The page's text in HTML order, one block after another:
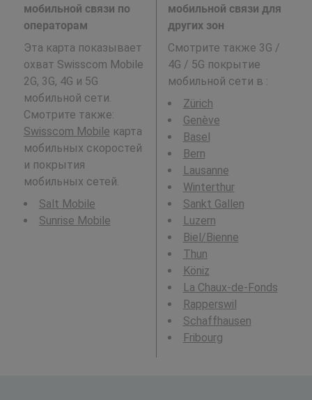
мобильной связи по
операторам
Эта карта показывает
охват Swisscom Mobile
2G, 3G, 4G и 5G
мобильной сети.
Смотрите также:
Swisscom Mobile карта
мобильных скоростей
и покрытия
мобильных сетей.
Salt Mobile
Sunrise Mobile
мобильной связи для
других зон
Смотрите также 3G /
4G / 5G покрытие
мобильной сети в :
Zürich
Genève
Basel
Bern
Lausanne
Winterthur
Sankt Gallen
Luzern
Biel/Bienne
Thun
Köniz
La Chaux-de-Fonds
Rapperswil
Schaffhausen
Fribourg